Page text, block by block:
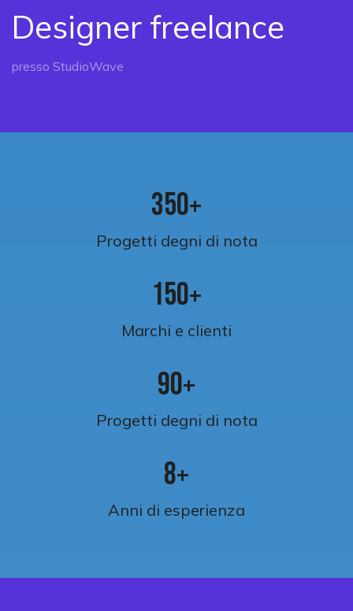
Designer freelance
presso StudioWave
350+
Progetti degni di nota
150+
Marchi e clienti
90+
Progetti degni di nota
8+
Anni di esperienza